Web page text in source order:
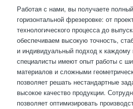
Работая с нами, вы получаете
горизонтальной фрезеровке: от
технологического процесса до
обеспечиваем высокую точность,
и индивидуальный подход к
специалисты имеют опыт работы с
материалов и сложными
позволяет решать нестандартные
высокое качество продукции.
позволяет оптимизировать